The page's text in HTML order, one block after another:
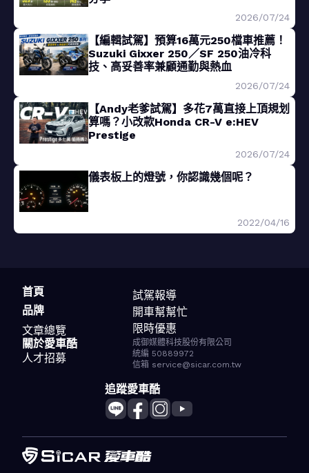
2026/07/24
【編輯試駕】預算16萬元250檔車推薦！
Suzuki Gixxer 250／SF 250油冷科
技、高妥善率兼顧通勤與熱血
2026/07/24
【Andy老爹試駕】多花7萬直接上頂規划
算嗎？小改款Honda CR-V e:HEV
Prestige
2026/07/24
儀表板上的燈號，你認識幾個呢？
2022/04/16
首頁
品牌
文章總覽
試駕報導
開車幫幫忙
限時優惠
關於愛車酷
人才招募
成御媒體科技股份有限公司
統編 50889972
信箱 service@sicar.com.tw
追蹤愛車酷